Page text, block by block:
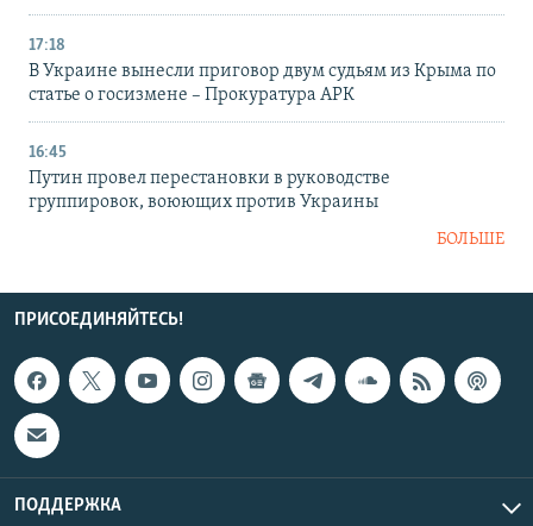
17:18
В Украине вынесли приговор двум судьям из Крыма по
статье о госизмене – Прокуратура АРК
16:45
Путин провел перестановки в руководстве
группировок, воюющих против Украины
БОЛЬШЕ
ПРИСОЕДИНЯЙТЕСЬ!
ПОДДЕРЖКА